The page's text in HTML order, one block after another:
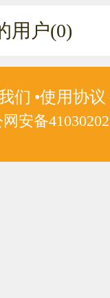
用户(0)
们 使用协议
安备